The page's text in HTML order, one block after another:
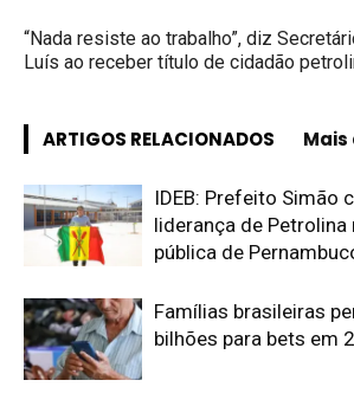
“Nada resiste ao trabalho”, diz
Luís ao receber título de cidadão
ARTIGOS RELACIONADOS
IDEB: Prefeito Simão
liderança de Petrolina
pública de
Famílias brasileiras
bilhões para bets em